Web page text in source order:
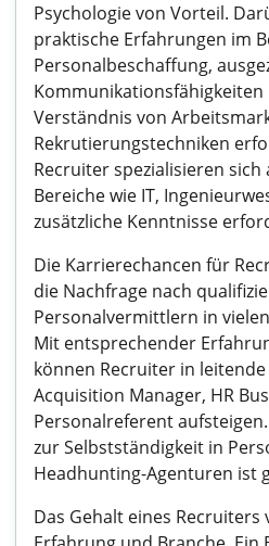
Psychologie von Vorteil.
praktische Erfahrungen im
Personalbeschaffung,
Kommunikationsfähigkeiten
Verständnis von
Rekrutierungstechniken
Recruiter spezialisieren
Bereiche wie IT,
zusätzliche Kenntnisse
Die Karrierechancen für
die Nachfrage nach
Personalvermittlern in
Mit entsprechender
können Recruiter in
Acquisition Manager, HR
Personalreferent
zur Selbstständigkeit in
Headhunting-Agenturen ist
Das Gehalt eines Recruiters